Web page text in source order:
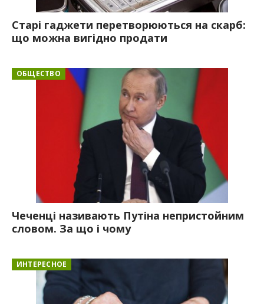
Старі гаджети перетворюються на скарб:
що можна вигідно продати
ОБЩЕСТВО
Чеченці називають Путіна непристойним
словом. За що і чому
ИНТЕРЕСНОЕ